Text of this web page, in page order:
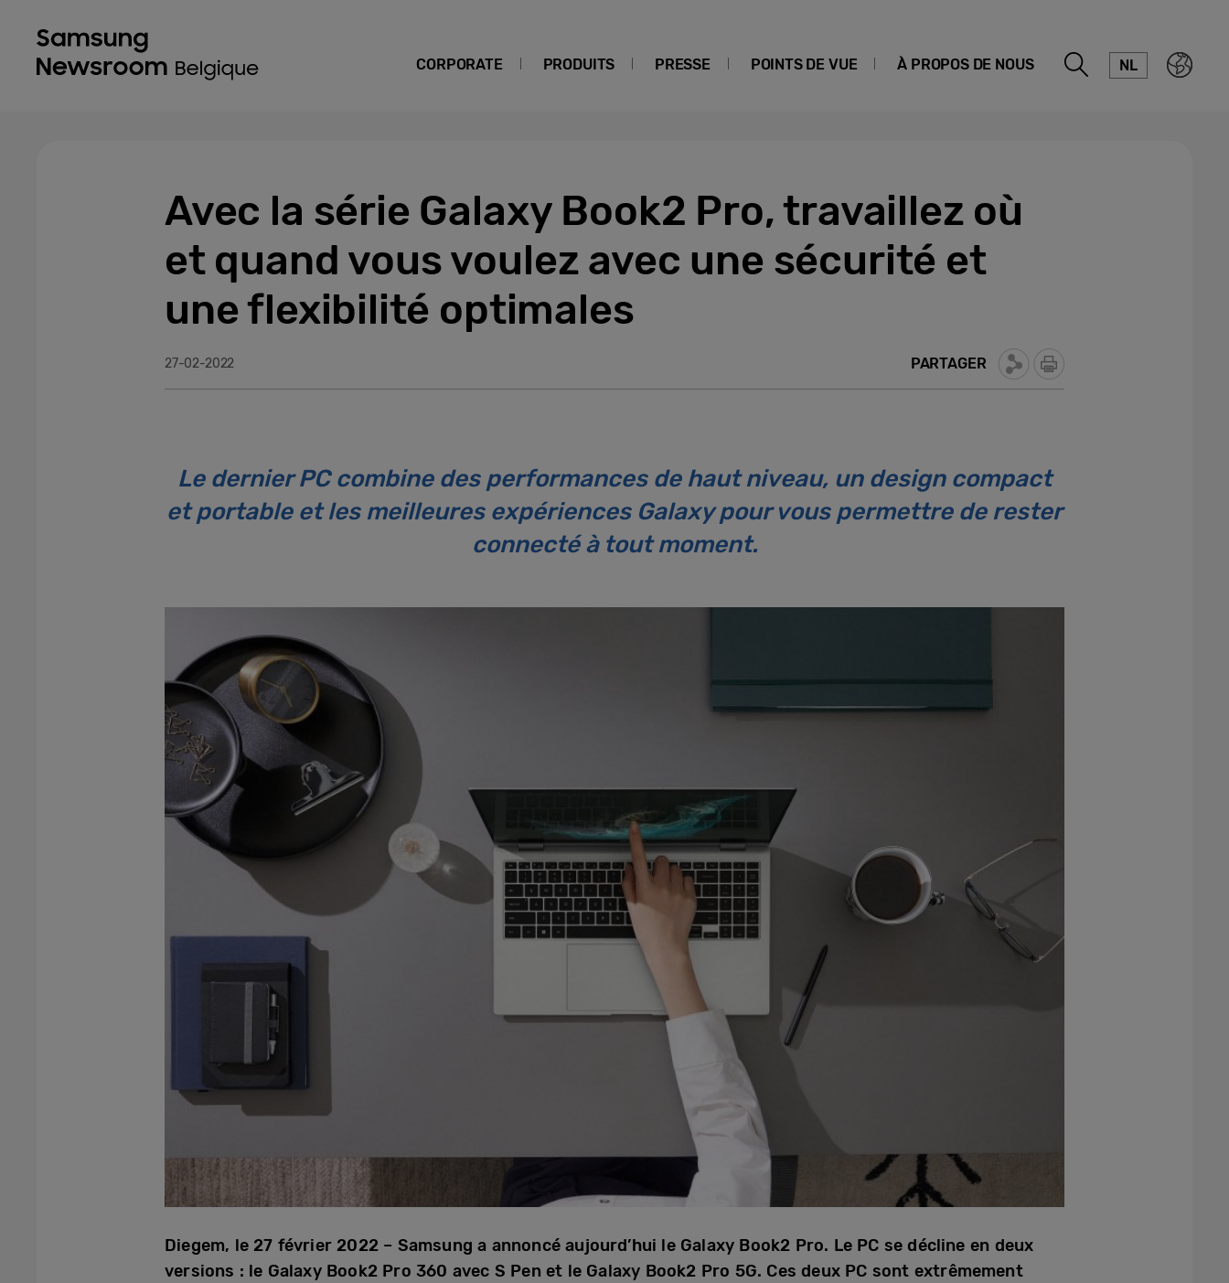
CORPORATE PRODUITS PRESSE POINTS DE VUE À PROPOS DE NOUS NL
Avec la série Galaxy Book2 Pro, travaillez où
et quand vous voulez avec une sécurité et
une flexibilité optimales
27-02-2022 PARTAGER
Le dernier PC combine des performances de haut niveau, un design compact
et portable et les meilleures expériences Galaxy pour vous permettre de rester
connecté à tout moment.
Diegem, le 27 février 2022 – Samsung a annoncé aujourd’hui le Galaxy Book2 Pro. Le PC se décline en deux
versions : le Galaxy Book2 Pro 360 avec S Pen et le Galaxy Book2 Pro 5G. Ces deux PC sont extrêmement